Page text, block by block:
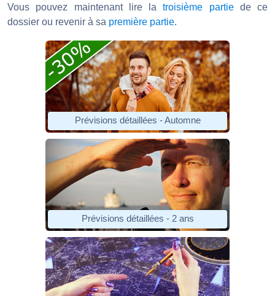
Vous pouvez maintenant lire latroisième partiede ce
dossier ou revenir à sa première partie.
Prévisions détaillées - Automne
Prévisions détaillées - 2 ans